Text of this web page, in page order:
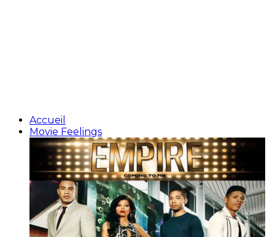
Accueil
Movie Feelings